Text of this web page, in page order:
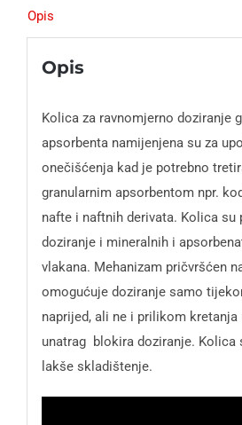
Opis
Opis
Kolica za ravnomjerno doziranje
apsorbenta namijenjena su za
onečišćenja kad je potrebno
granularnim apsorbentom npr.
nafte i naftnih derivata. Kolica su
doziranje i mineralnih i
vlakana. Mehanizam pričvršćen
omogućuje doziranje samo
naprijed, ali ne i prilikom kretanja
unatrag blokira doziranje. Kolica
lakše skladištenje.